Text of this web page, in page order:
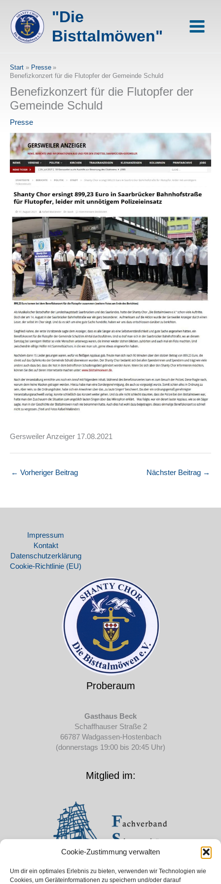
Cookie-Zustimmung verwalten
Um dir ein optimales Erlebnis zu bieten, verwenden wir Technologien wie
Cookies, um Geräteinformationen zu speichern und/oder darauf
Inhalt
springen
"Die
Bisttalmöwen"
Start
Presse
Benefizkonzert für die Flutopfer der Gemeinde Schuld
Benefizkonzert für die Flutopfer der
Gemeinde Schuld
Presse
Gersweiler Anzeiger 17.08.2021
← Vorheriger Beitrag Nächster Beitrag →
Impressum
Kontakt
Datenschutz­erklärung
Cookie-Richtlinie (EU)
Proberaum
Gasthaus Beck
Schaffhauser Straße 2
66787 Wadgassen-Hostenbach
(donnerstags 19:00 bis 20:45 Uhr)
Mitglied im: